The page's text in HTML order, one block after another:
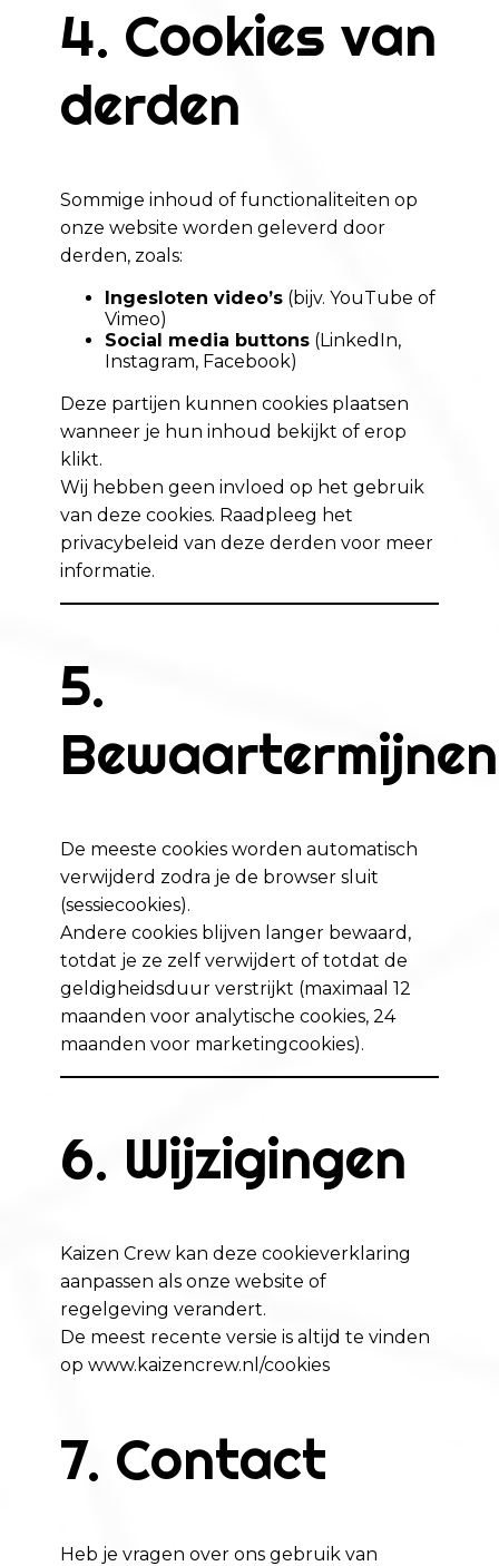
4. Cookies van
derden
Sommige inhoud of functionaliteiten op
onze website worden geleverd door
derden, zoals:
Ingesloten video’s (bijv. YouTube of
Vimeo)
Social media buttons (LinkedIn,
Instagram, Facebook)
Deze partijen kunnen cookies plaatsen
wanneer je hun inhoud bekijkt of erop
klikt.
Wij hebben geen invloed op het gebruik
van deze cookies. Raadpleeg het
privacybeleid van deze derden voor meer
informatie.
5.
Bewaartermijnen
De meeste cookies worden automatisch
verwijderd zodra je de browser sluit
(sessiecookies).
Andere cookies blijven langer bewaard,
totdat je ze zelf verwijdert of totdat de
geldigheidsduur verstrijkt (maximaal 12
maanden voor analytische cookies, 24
maanden voor marketingcookies).
6. Wijzigingen
Kaizen Crew kan deze cookieverklaring
aanpassen als onze website of
regelgeving verandert.
De meest recente versie is altijd te vinden
opwww.kaizencrew.nl/cookies
7. Contact
Heb je vragen over ons gebruik van